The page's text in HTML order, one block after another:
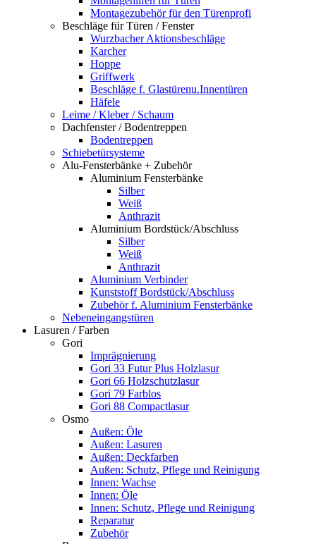
Montagezubehör für den Türenprofi
Beschläge für Türen / Fenster
Wurzbacher Aktionsbeschläge
Karcher
Hoppe
Griffwerk
Beschläge f. Glastürenu.Innentüren
Häfele
Leime / Kleber / Schaum
Dachfenster / Bodentreppen
Bodentreppen
Schiebetürsysteme
Alu-Fensterbänke + Zubehör
Aluminium Fensterbänke
Silber
Weiß
Anthrazit
Aluminium Bordstück/Abschluss
Silber
Weiß
Anthrazit
Aluminium Verbinder
Kunststoff Bordstück/Abschluss
Zubehör f. Aluminium Fensterbänke
Nebeneingangstüren
Lasuren / Farben
Gori
Imprägnierung
Gori 33 Futur Plus Holzlasur
Gori 66 Holzschutzlasur
Gori 79 Farblos
Gori 88 Compactlasur
Osmo
Außen: Öle
Außen: Lasuren
Außen: Deckfarben
Außen: Schutz, Pflege und Reinigung
Innen: Wachse
Innen: Öle
Innen: Schutz, Pflege und Reinigung
Reparatur
Zubehör